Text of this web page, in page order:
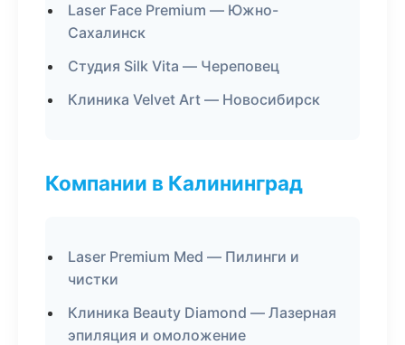
Laser Face Premium — Южно-
Сахалинск
Студия Silk Vita — Череповец
Клиника Velvet Art — Новосибирск
Компании в Калининград
Laser Premium Med — Пилинги и
чистки
Клиника Beauty Diamond — Лазерная
эпиляция и омоложение